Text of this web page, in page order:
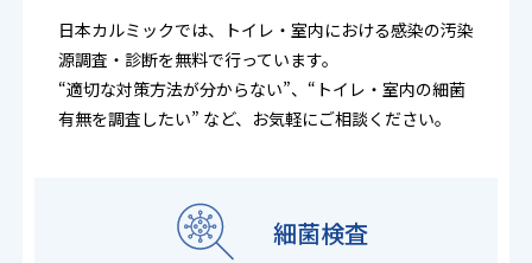
日本カルミックでは、トイレ・室内における感染の汚染
源調査・診断を無料で行っています。
“適切な対策方法が分からない”、“トイレ・室内の細菌
有無を調査したい” など、お気軽にご相談ください。
細菌検査